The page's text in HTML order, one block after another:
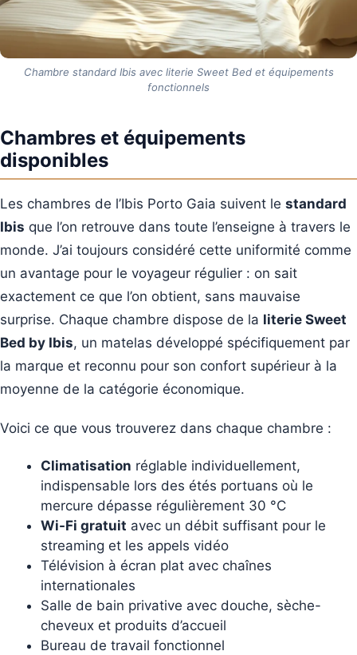
Chambre standard Ibis avec literie Sweet Bed et équipements
fonctionnels
Chambres et équipements
disponibles
Les chambres de l’Ibis Porto Gaia suivent le standard
Ibis que l’on retrouve dans toute l’enseigne à travers le
monde. J’ai toujours considéré cette uniformité comme
un avantage pour le voyageur régulier : on sait
exactement ce que l’on obtient, sans mauvaise
surprise. Chaque chambre dispose de la literie Sweet
Bed by Ibis, un matelas développé spécifiquement par
la marque et reconnu pour son confort supérieur à la
moyenne de la catégorie économique.
Voici ce que vous trouverez dans chaque chambre :
Climatisation réglable individuellement,
indispensable lors des étés portuans où le
mercure dépasse régulièrement 30 °C
Wi-Fi gratuit avec un débit suffisant pour le
streaming et les appels vidéo
Télévision à écran plat avec chaînes
internationales
Salle de bain privative avec douche, sèche-
cheveux et produits d’accueil
Bureau de travail fonctionnel